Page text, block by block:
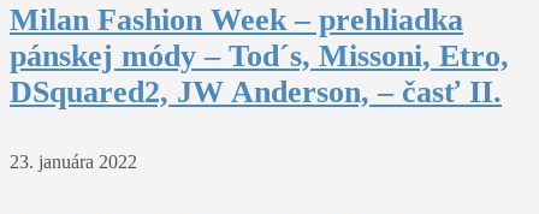
Milan Fashion Week – prehliadka
pánskej módy – Tod´s, Missoni, Etro,
DSquared2, JW Anderson, – časť II.
23. januára 2022